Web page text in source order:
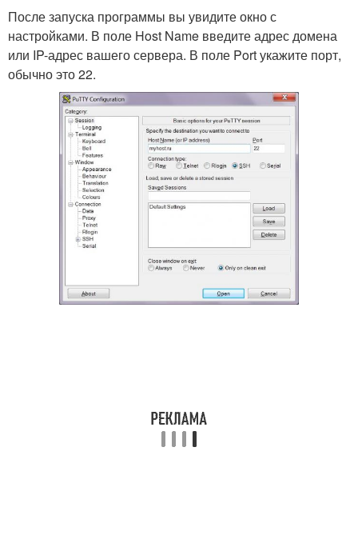
После запуска программы вы увидите окно с
настройками. В поле Host Name введите адрес домена
или IP-адрес вашего сервера. В поле Port укажите порт,
обычно это 22.